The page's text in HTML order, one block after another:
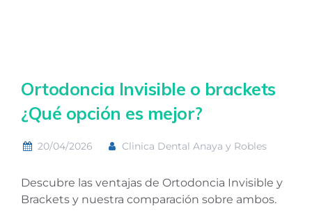
Ortodoncia Invisible o brackets
¿Qué opción es mejor?
20/04/2026 Clinica Dental Anaya y Robles
Descubre las ventajas de Ortodoncia Invisible y
Brackets y nuestra comparación sobre ambos.